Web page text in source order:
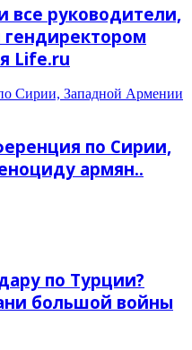
все руководители,
гендиректором
Life.ru
Сирии, Западной Армении
по Сирии,
армян..
по Турции?
большой войны